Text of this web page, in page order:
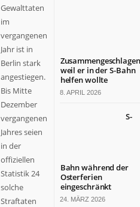
Gewalttaten
im
vergangenen
Jahr ist in
Berlin stark
angestiegen.
Bis Mitte
Dezember
vergangenen
Jahres seien
in der
offiziellen
Statistik 24
solche
Straftaten
weil er in der S-Bahn
helfen wollte
8. APRIL 2026
S-
Bahn während der
Osterferien
eingeschränkt
24. MÄRZ 2026